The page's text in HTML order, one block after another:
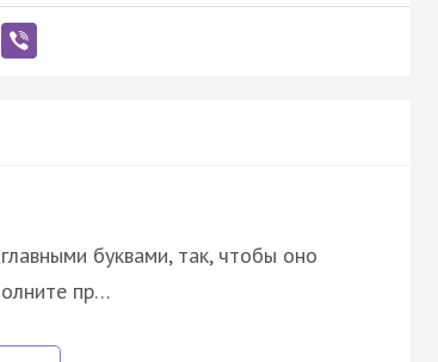
буквами, так, чтобы оно
пр…